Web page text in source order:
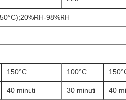
98%RH
150°C 100°C
40 minuti 30 minuti 40